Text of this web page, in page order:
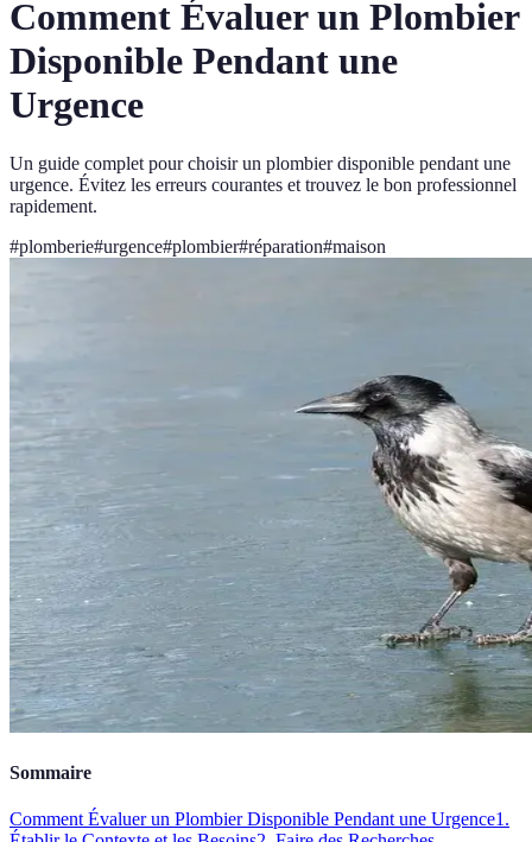
Comment Évaluer un Plombier
Disponible Pendant une
Urgence
Un guide complet pour choisir un plombier disponible pendant une
urgence. Évitez les erreurs courantes et trouvez le bon professionnel
rapidement.
#plomberie#urgence#plombier#réparation#maison
Sommaire
Comment Évaluer un Plombier Disponible Pendant une Urgence1.